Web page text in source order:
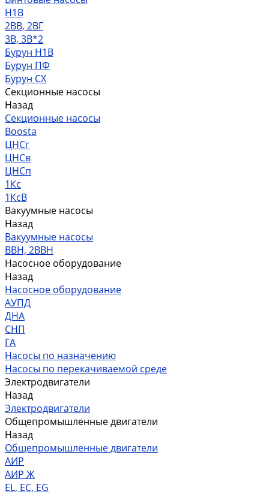
Н1В
2ВВ, 2ВГ
3В, 3В*2
Бурун Н1В
Бурун ПФ
Бурун СХ
Секционные насосы
Назад
Секционные насосы
Boosta
ЦНСг
ЦНСв
ЦНСп
1Кс
1КсВ
Вакуумные насосы
Назад
Вакуумные насосы
ВВН, 2ВВН
Насосное оборудование
Назад
Насосное оборудование
АУПД
ДНА
СНП
ГА
Насосы по назначению
Насосы по перекачиваемой среде
Электродвигатели
Назад
Электродвигатели
Общепромышленные двигатели
Назад
Общепромышленные двигатели
АИР
АИР Ж
EL, EC, EG